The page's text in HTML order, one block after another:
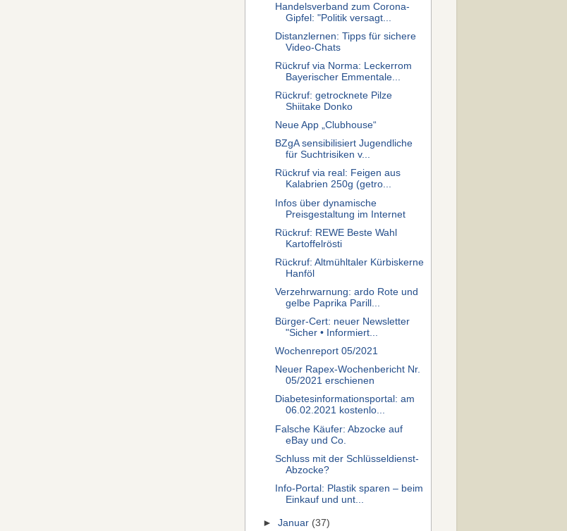
Handelsverband zum Corona-
Gipfel: "Politik versagt...
Distanzlernen: Tipps für sichere
Video-Chats
Rückruf via Norma: Leckerrom
Bayerischer Emmentale...
Rückruf: getrocknete Pilze
Shiitake Donko
Neue App „Clubhouse“
BZgA sensibilisiert Jugendliche
für Suchtrisiken v...
Rückruf via real: Feigen aus
Kalabrien 250g (getro...
Infos über dynamische
Preisgestaltung im Internet
Rückruf: REWE Beste Wahl
Kartoffelrösti
Rückruf: Altmühltaler Kürbiskerne
Hanföl
Verzehrwarnung: ardo Rote und
gelbe Paprika Parill...
Bürger-Cert: neuer Newsletter
"Sicher • Informiert...
Wochenreport 05/2021
Neuer Rapex-Wochenbericht Nr.
05/2021 erschienen
Diabetesinformationsportal: am
06.02.2021 kostenlo...
Falsche Käufer: Abzocke auf
eBay und Co.
Schluss mit der Schlüsseldienst-
Abzocke?
Info-Portal: Plastik sparen – beim
Einkauf und unt...
►Januar (37)